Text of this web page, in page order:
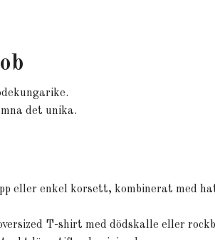
det unika.
eller enkel korsett, kombinerat med
T-shirt med dödskalle eller